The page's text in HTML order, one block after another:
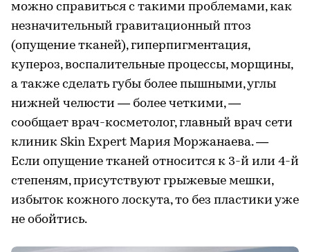
можно справиться с такими проблемами, как
незначительный гравитационный птоз
(опущение тканей), гиперпигментация,
купероз, воспалительные процессы, морщины,
а также сделать губы более пышными, углы
нижней челюсти — более четкими, —
сообщает врач-косметолог, главный врач сети
клиник Skin Expert Мария Моржанаева. —
Если опущение тканей относится к 3-й или 4-й
степеням, присутствуют грыжевые мешки,
избыток кожного лоскута, то без пластики уже
не обойтись.